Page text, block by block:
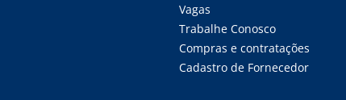
Vagas
Trabalhe Conosco
Compras e contratações
Cadastro de Fornecedor